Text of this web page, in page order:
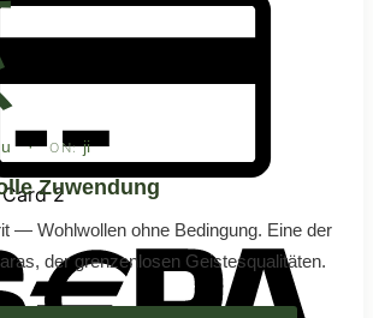
2
·ON:ji
Zuwendung
— Wohlwollen ohne Bedingung. Eine der
der grenzenlosen Geistesqualitäten.